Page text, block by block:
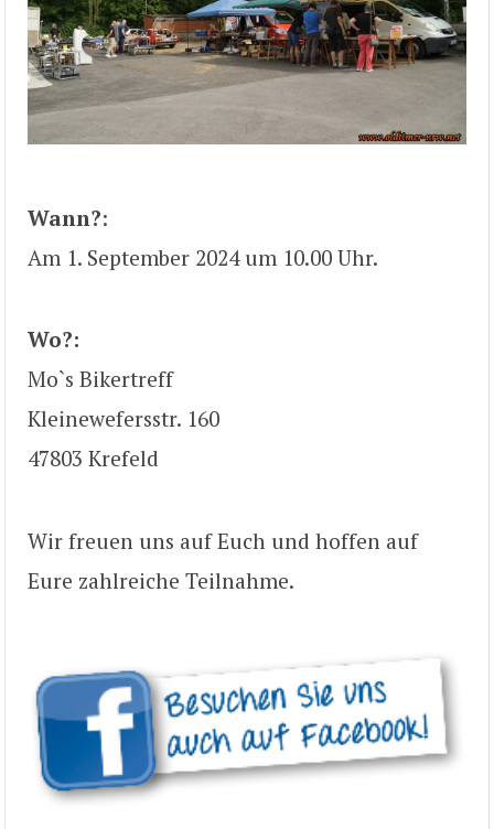
Wann?:
Am 1. September 2024 um 10.00 Uhr.
Wo?:
Mo`s Bikertreff
Kleinewefersstr. 160
47803 Krefeld
Wir freuen uns auf Euch und hoffen auf
Eure zahlreiche Teilnahme.